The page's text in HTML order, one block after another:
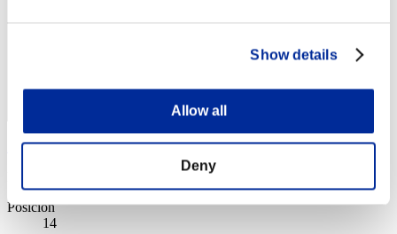
Show details
Allow all
Deny
Zloj
Posición
14